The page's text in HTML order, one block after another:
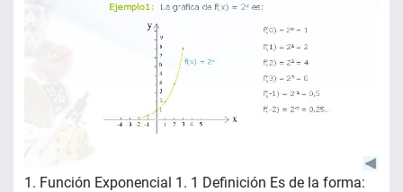
1. Función Exponencial 1. 1 Definición Es de la forma: